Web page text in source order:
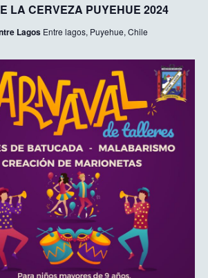
LA CERVEZA PUYEHUE 2024
Lagos Entre lagos, Puyehue, Chile